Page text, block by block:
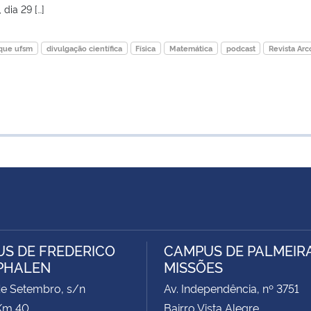
29 […]
ufsm divulgação científica Física Matemática podcast
Revista
DE FREDERICO
Setembro, s/n
40
CAMPUS DE
MISSÕES
Av. Independência, nº 3751
Bairro Vista Alegre